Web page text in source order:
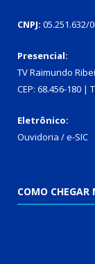
CNPJ: 05.251.632/
Presencial:
TV Raimundo
CEP: 68.456-180 |
Eletrônico:
Ouvidoria /e-SIC
COMO CHEGAR